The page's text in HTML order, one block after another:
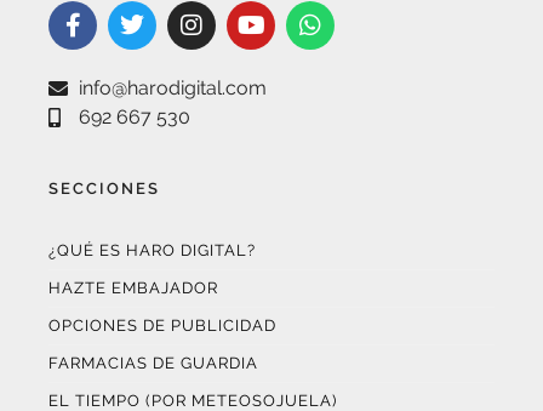
info@harodigital.com
692 667 530
SECCIONES
¿QUÉ ES HARO DIGITAL?
HAZTE EMBAJADOR
OPCIONES DE PUBLICIDAD
FARMACIAS DE GUARDIA
EL TIEMPO (POR METEOSOJUELA)